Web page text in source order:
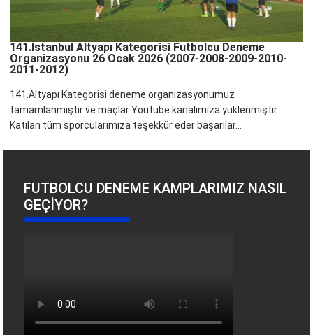
141.İstanbul Altyapı Kategorisi Futbolcu Deneme
Organizasyonu 26 Ocak 2026 (2007-2008-2009-2010-
2011-2012)
141.Altyapı Kategorisi deneme organizasyonumuz
tamamlanmıştır ve maçlar Youtube kanalımıza yüklenmiştir.
Katılan tüm sporcularımıza teşekkür eder başarılar...
FUTBOLCU DENEME KAMPLARIMIZ NASIL
GEÇIYOR?